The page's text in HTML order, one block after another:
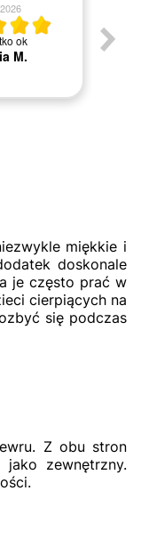
L.
miękkie i
doskonale
je często prać w
cierpiących na
się podczas
Z obu stron
zewnętrzny.